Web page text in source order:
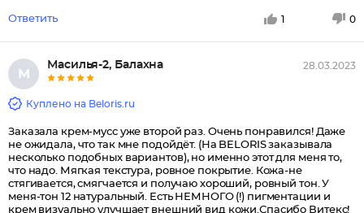
Ответить 1 0
М
Масилья-2, Балахна 28.03.2023
Куплено на Beloris.ru
Заказала крем-мусс уже второй раз. Очень понравился! Даже
не ожидала, что так мне подойдёт. (На BELORIS заказывала
несколько подобных вариантов), но именно этот для меня то,
что надо. Мягкая текстура, ровное покрытие. Кожа-не
стягивается, смягчается и получаю хороший, ровный тон. У
меня-тон 12 натуральный. Есть НЕМНОГО (!) пигментации и
крем визуально улучшает внешний вид кожи.Спасибо Витекс!